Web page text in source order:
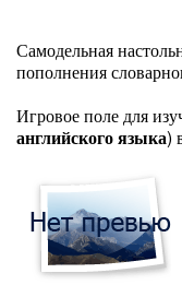
Самодельная
пополнения
Игровое поле для
английского языка)